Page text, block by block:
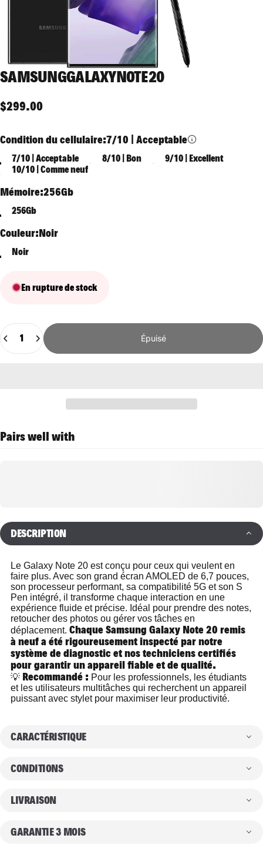
SAMSUNGGALAXYNOTE20
$299.00
Condition du cellulaire
Condition du cellulaire:7/10 | Acceptable
7/10 | Acceptable 8/10 | Bon
9/10 | Excellent
10/10 | Comme neuf
Mémoire
Mémoire:256Gb
256Gb
Couleur
Couleur:Noir
Noir
En rupture de stock
Quantité
Épuisé
Pairs well with
DESCRIPTION
Le Galaxy Note 20 est conçu pour ceux qui veulent en
faire plus. Avec son grand écran AMOLED de 6,7 pouces,
son processeur performant, sa compatibilité 5G et son S
Pen intégré, il transforme chaque interaction en une
expérience fluide et précise. Idéal pour prendre des notes,
retoucher des photos ou gérer vos tâches en
déplacement. Chaque Samsung Galaxy Note 20 remis
à neuf a été rigoureusement inspecté par notre
système de diagnostic et nos techniciens certifiés
pour garantir un appareil fiable et de qualité.
💡 Recommandé : Pour les professionnels, les étudiants
et les utilisateurs multitâches qui recherchent un appareil
puissant avec stylet pour maximiser leur productivité.
CARACTÉRISTIQUE
CONDITIONS
LIVRAISON
GARANTIE 3 MOIS